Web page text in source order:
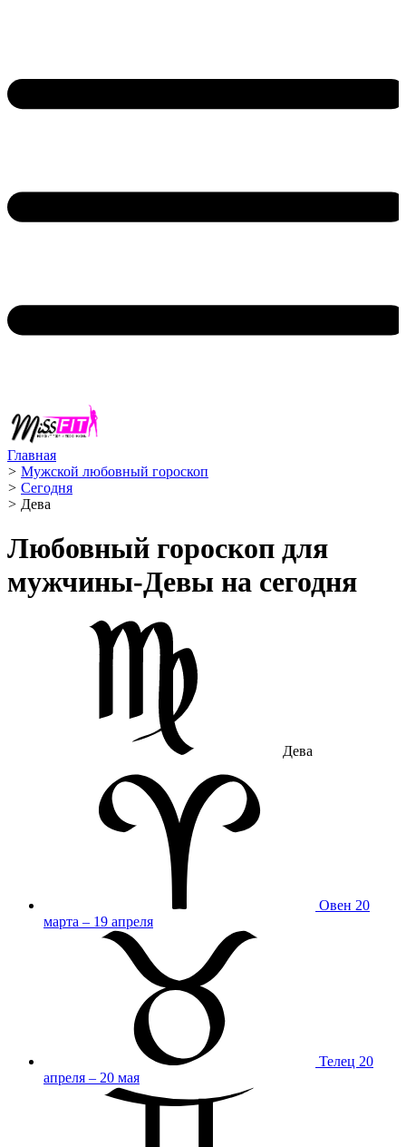
Главная
> Мужской любовный гороскоп
> Сегодня
> Дева ️
Любовный гороскоп для
мужчины-Девы на сегодня
Дева
Овен 20
марта – 19 апреля
Телец 20
апреля – 20 мая